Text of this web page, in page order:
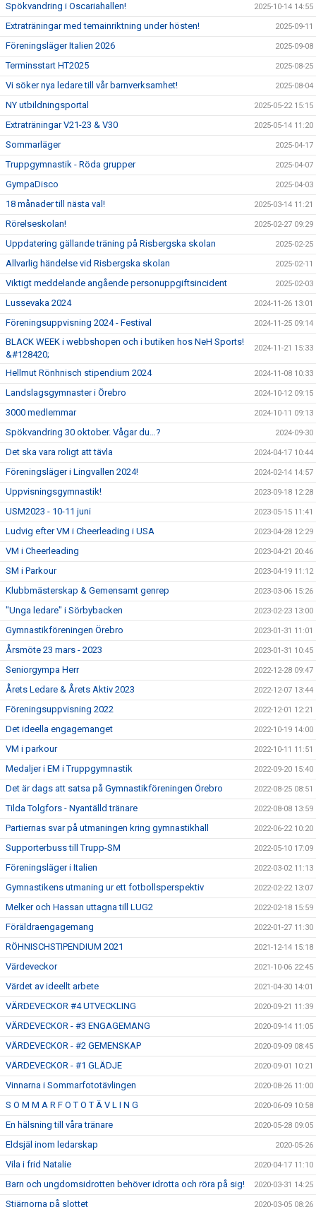
Spökvandring i Oscariahallen! 2025-10-14 14:55
Extraträningar med temainriktning under hösten! 2025-09-11
Föreningsläger Italien 2026 2025-09-08
Terminsstart HT2025 2025-08-25
Vi söker nya ledare till vår barnverksamhet! 2025-08-04
NY utbildningsportal 2025-05-22 15:15
Extraträningar V21-23 & V30 2025-05-14 11:20
Sommarläger 2025-04-17
Truppgymnastik - Röda grupper 2025-04-07
GympaDisco 2025-04-03
18 månader till nästa val! 2025-03-14 11:21
Rörelseskolan! 2025-02-27 09:29
Uppdatering gällande träning på Risbergska skolan 2025-02-25
Allvarlig händelse vid Risbergska skolan 2025-02-11
Viktigt meddelande angående personuppgiftsincident 2025-02-03
Lussevaka 2024 2024-11-26 13:01
Föreningsuppvisning 2024 - Festival 2024-11-25 09:14
BLACK WEEK i webbshopen och i butiken hos NeH Sports!
&#128420;
2024-11-21 15:33
Hellmut Rönhnisch stipendium 2024 2024-11-08 10:33
Landslagsgymnaster i Örebro 2024-10-12 09:15
3000 medlemmar 2024-10-11 09:13
Spökvandring 30 oktober. Vågar du…? 2024-09-30
Det ska vara roligt att tävla 2024-04-17 10:44
Föreningsläger i Lingvallen 2024! 2024-02-14 14:57
Uppvisningsgymnastik! 2023-09-18 12:28
USM2023 - 10-11 juni 2023-05-15 11:41
Ludvig efter VM i Cheerleading i USA 2023-04-28 12:29
VM i Cheerleading 2023-04-21 20:46
SM i Parkour 2023-04-19 11:12
Klubbmästerskap & Gemensamt genrep 2023-03-06 15:26
"Unga ledare" i Sörbybacken 2023-02-23 13:00
Gymnastikföreningen Örebro 2023-01-31 11:01
Årsmöte 23 mars - 2023 2023-01-31 10:45
Seniorgympa Herr 2022-12-28 09:47
Årets Ledare & Årets Aktiv 2023 2022-12-07 13:44
Föreningsuppvisning 2022 2022-12-01 12:21
Det ideella engagemanget 2022-10-19 14:00
VM i parkour 2022-10-11 11:51
Medaljer i EM i Truppgymnastik 2022-09-20 15:40
Det är dags att satsa på Gymnastikföreningen Örebro 2022-08-25 08:51
Tilda Tolgfors - Nyantälld tränare 2022-08-08 13:59
Partiernas svar på utmaningen kring gymnastikhall 2022-06-22 10:20
Supporterbuss till Trupp-SM 2022-05-10 17:09
Föreningsläger i Italien 2022-03-02 11:13
Gymnastikens utmaning ur ett fotbollsperspektiv 2022-02-22 13:07
Melker och Hassan uttagna till LUG2 2022-02-18 15:59
Föräldraengagemang 2022-01-27 11:30
RÖHNISCHSTIPENDIUM 2021 2021-12-14 15:18
Värdeveckor 2021-10-06 22:45
Värdet av ideellt arbete 2021-04-30 14:01
VÄRDEVECKOR #4 UTVECKLING 2020-09-21 11:39
VÄRDEVECKOR - #3 ENGAGEMANG 2020-09-14 11:05
VÄRDEVECKOR - #2 GEMENSKAP 2020-09-09 08:45
VÄRDEVECKOR - #1 GLÄDJE 2020-09-01 10:21
Vinnarna i Sommarfototävlingen 2020-08-26 11:00
S O M M A R F O T O T Ä V L I N G 2020-06-09 10:58
En hälsning till våra tränare 2020-05-28 09:05
Eldsjäl inom ledarskap 2020-05-26
Vila i frid Natalie 2020-04-17 11:10
Barn och ungdomsidrotten behöver idrotta och röra på sig! 2020-03-31 14:25
Stjärnorna på slottet 2020-03-05 08:26